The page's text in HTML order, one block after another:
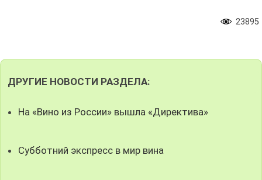
23895
ДРУГИЕ НОВОСТИ РАЗДЕЛА:
На «Вино из России» вышла «Директива»
Субботний экспресс в мир вина